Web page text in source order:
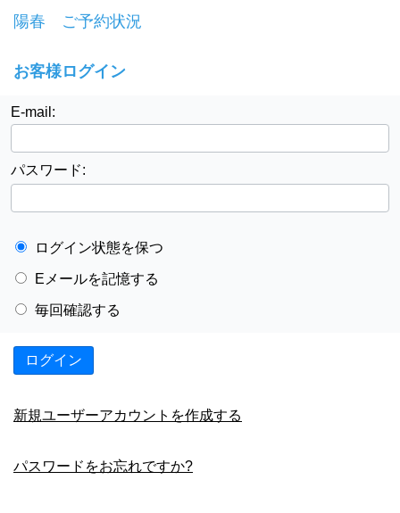
陽春 ご予約状況
お客様ログイン
E-mail:
パスワード:
ログイン状態を保つ
Eメールを記憶する
毎回確認する
ログイン
新規ユーザーアカウントを作成する
パスワードをお忘れですか?